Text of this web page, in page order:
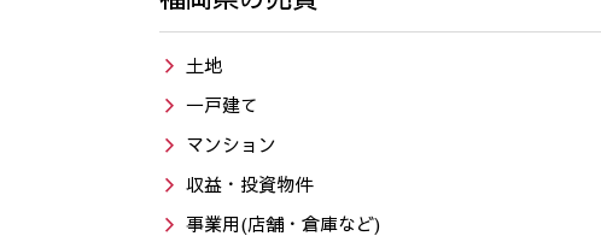
土地
一戸建て
マンション
収益・投資物件
事業用(店舗・倉庫など)